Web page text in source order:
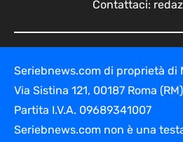
Contattaci:
Seriebnews.com di proprietà di
Via Sistina 121, 00187 Roma
Partita I.V.A. 09689341007
Seriebnews.com non è una